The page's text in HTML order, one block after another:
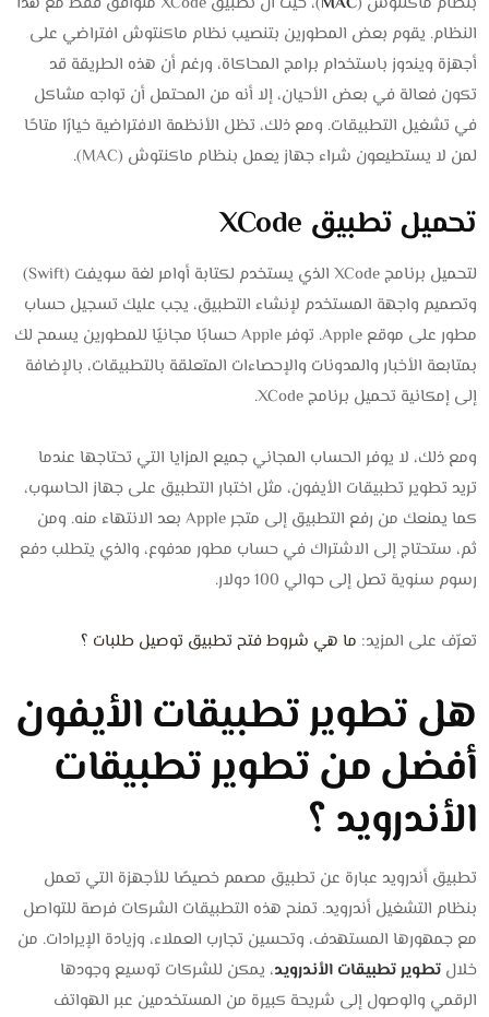
النظام. يقوم بعض المطورين بتنصيب نظام ماكنتوش افتراضي على
أجهزة ويندوز باستخدام برامج المحاكاة، ورغم أن هذه الطريقة قد
تكون فعالة في بعض الأحيان، إلا أنه من المحتمل أن تواجه مشاكل
في تشغيل التطبيقات. ومع ذلك، تظل الأنظمة الافتراضية خيارًا متاحًا
لمن لا يستطيعون شراء جهاز يعمل بنظام ماكنتوش (MAC).
تحميل تطبيق XCode
لتحميل برنامج XCode الذي يستخدم لكتابة أوامر لغة سويفت (Swift)
وتصميم واجهة المستخدم لإنشاء التطبيق، يجب عليك تسجيل حساب
مطور على موقع Apple. توفر Apple حسابًا مجانيًا للمطورين يسمح لك
بمتابعة الأخبار والمدونات والإحصاءات المتعلقة بالتطبيقات، بالإضافة
إلى إمكانية تحميل برنامج XCode.
ومع ذلك، لا يوفر الحساب المجاني جميع المزايا التي تحتاجها عندما
تريد تطوير تطبيقات الأيفون، مثل اختبار التطبيق على جهاز الحاسوب،
كما يمنعك من رفع التطبيق إلى متجر Apple بعد الانتهاء منه. ومن
ثم، ستحتاج إلى الاشتراك في حساب مطور مدفوع، والذي يتطلب دفع
رسوم سنوية تصل إلى حوالي 100 دولار.
تعرّف على المزيد: ما هي شروط فتح تطبيق توصيل طلبات ؟
هل تطوير تطبيقات الأيفون
أفضل من تطوير تطبيقات
الأندرويد ؟
تطبيق أندرويد عبارة عن تطبيق مصمم خصيصًا للأجهزة التي تعمل
بنظام التشغيل أندرويد. تمنح هذه التطبيقات الشركات فرصة للتواصل
مع جمهورها المستهدف، وتحسين تجارب العملاء، وزيادة الإيرادات. من
خلالتطوير تطبيقات الأندرويد، يمكن للشركات توسيع وجودها
الرقمي والوصول إلى شريحة كبيرة من المستخدمين عبر الهواتف